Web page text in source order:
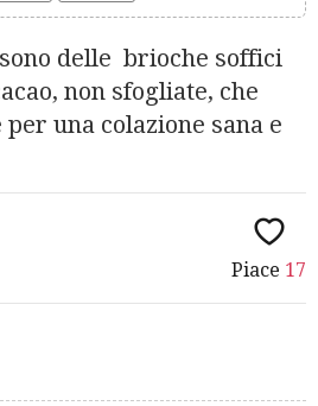
delle brioche soffici
non sfogliate, che
una colazione sana e
Piace 17